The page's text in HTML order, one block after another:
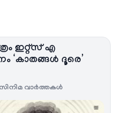
ഇറ്റ്സ് എ
‘കാതങ്ങൾ ദൂരെ’
സിനിമ വാര്‍ത്തകള്‍